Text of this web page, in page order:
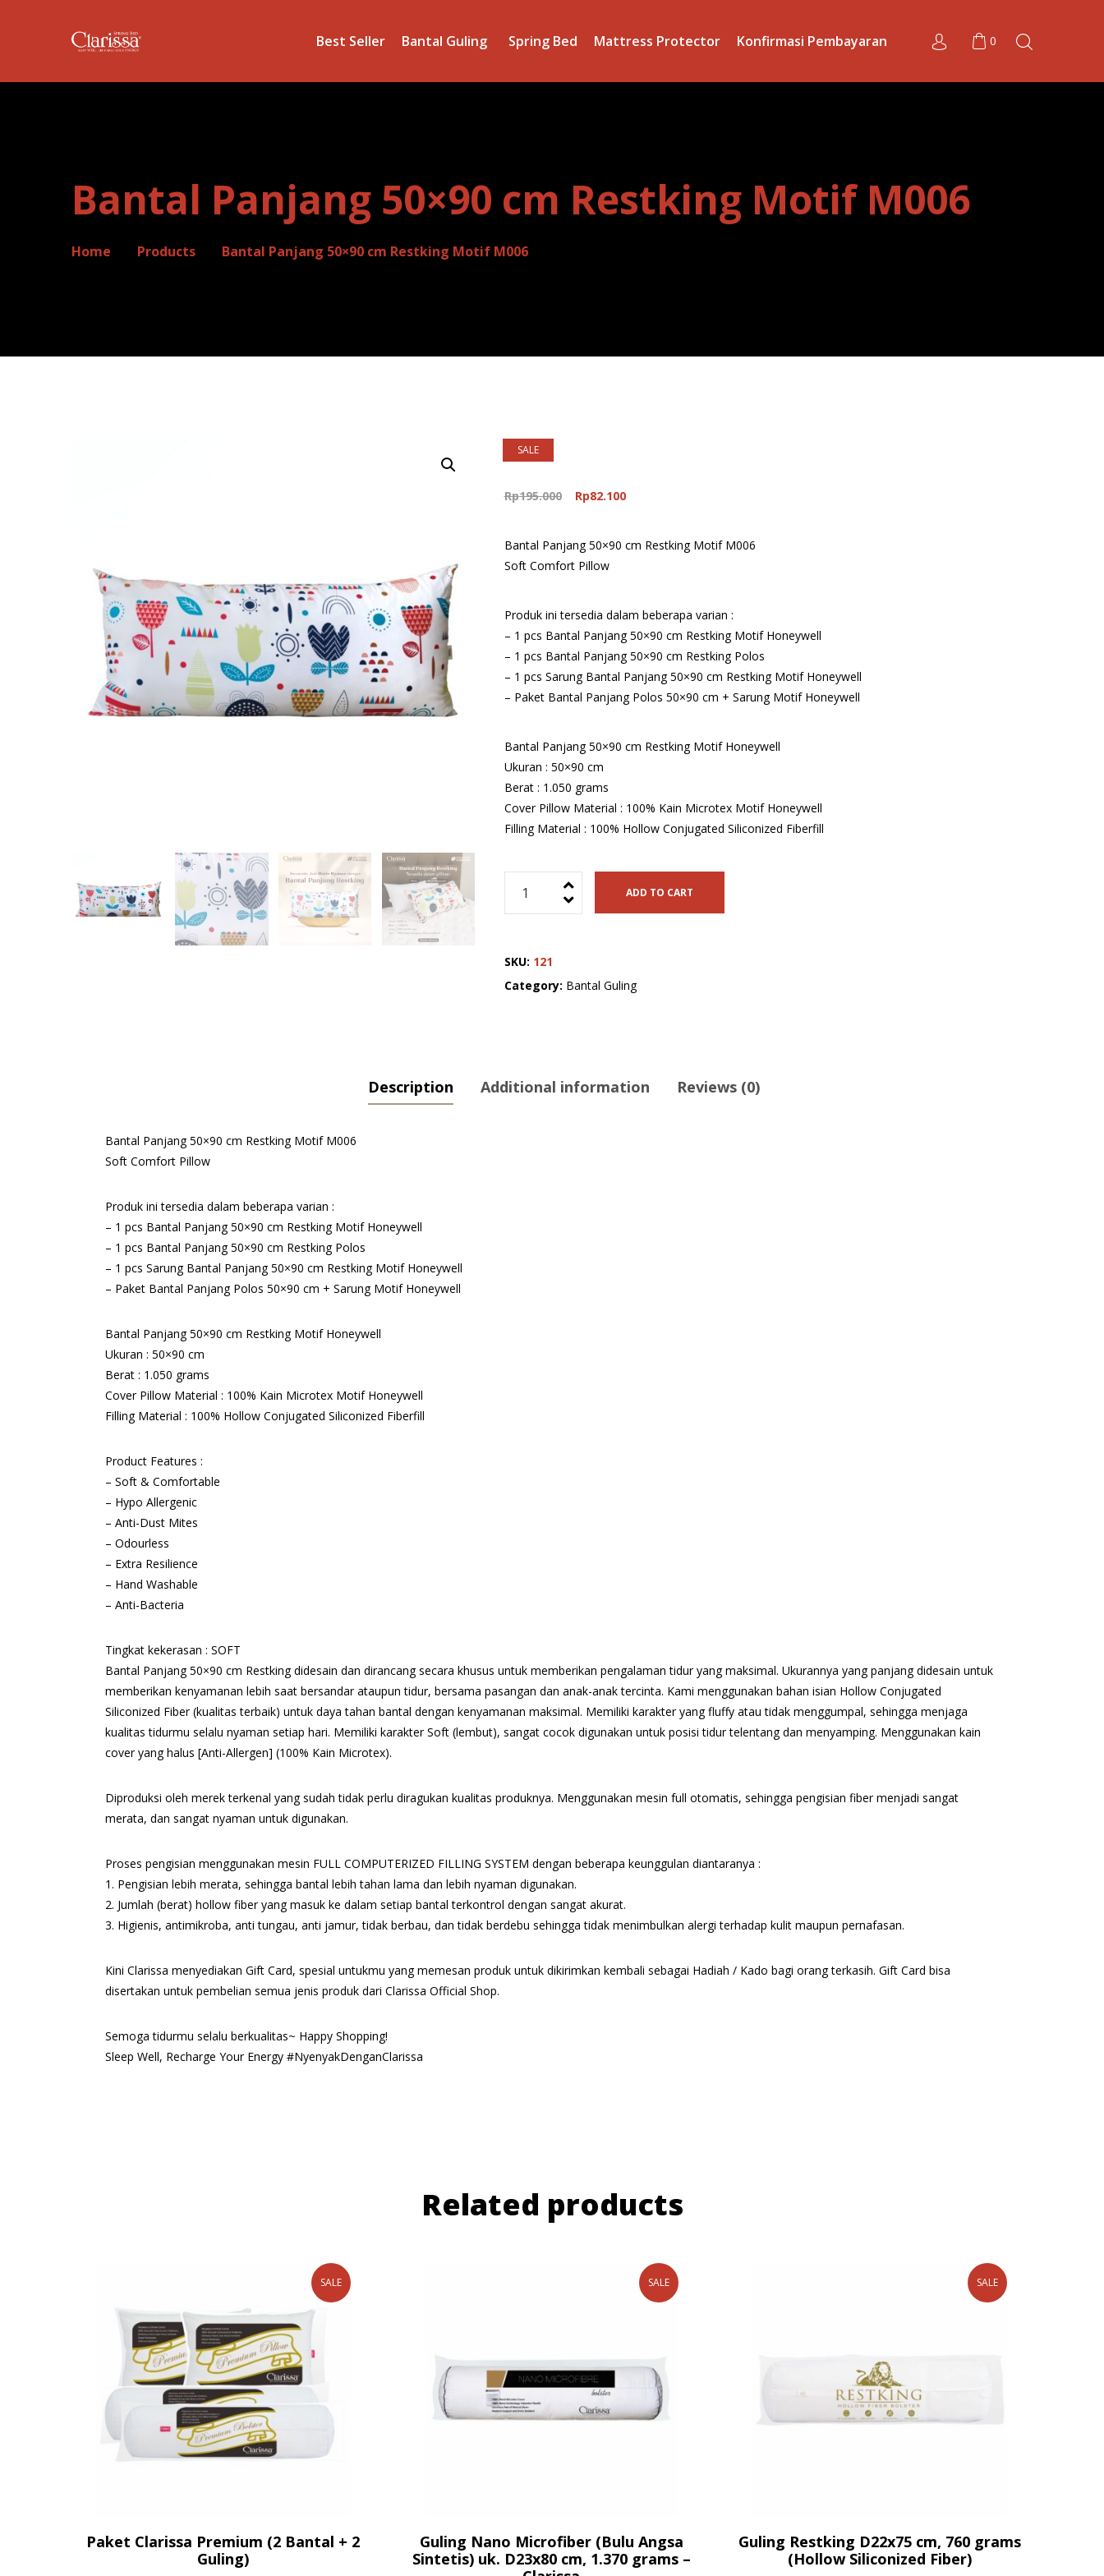
Best Seller Bantal Guling Spring Bed Mattress Protector Konfirmasi Pembayaran 0
Bantal Panjang 50×90 cm Restking Motif M006
Home Products Bantal Panjang 50×90 cm Restking Motif M006
SALE
Rp195.000
Original
Rp195.000.
Rp82.100Current
Bantal Panjang 50×90 cm Restking Motif M006
Soft Comfort Pillow
Produk ini tersedia dalam beberapa varian :
– 1 pcs Bantal Panjang 50×90 cm Restking Motif Honeywell
– 1 pcs Bantal Panjang 50×90 cm Restking Polos
– 1 pcs Sarung Bantal Panjang 50×90 cm Restking Motif Honeywell
– Paket Bantal Panjang Polos 50×90 cm + Sarung Motif Honeywell
Bantal Panjang 50×90 cm Restking Motif Honeywell
Ukuran : 50×90 cm
Berat : 1.050 grams
Cover Pillow Material : 100% Kain Microtex Motif Honeywell
Filling Material : 100% Hollow Conjugated Siliconized Fiberfill
Panjang
Restking
Motif
ADD TO CART
SKU: 121
Category: Bantal Guling
Description Additional information Reviews (0)
Bantal Panjang 50×90 cm Restking Motif M006
Soft Comfort Pillow
Produk ini tersedia dalam beberapa varian :
– 1 pcs Bantal Panjang 50×90 cm Restking Motif Honeywell
– 1 pcs Bantal Panjang 50×90 cm Restking Polos
– 1 pcs Sarung Bantal Panjang 50×90 cm Restking Motif Honeywell
– Paket Bantal Panjang Polos 50×90 cm + Sarung Motif Honeywell
Bantal Panjang 50×90 cm Restking Motif Honeywell
Ukuran : 50×90 cm
Berat : 1.050 grams
Cover Pillow Material : 100% Kain Microtex Motif Honeywell
Filling Material : 100% Hollow Conjugated Siliconized Fiberfill
Product Features :
– Soft & Comfortable
– Hypo Allergenic
– Anti-Dust Mites
– Odourless
– Extra Resilience
– Hand Washable
– Anti-Bacteria
Tingkat kekerasan : SOFT
Bantal Panjang 50×90 cm Restking didesain dan dirancang secara khusus untuk memberikan pengalaman tidur yang maksimal. Ukurannya yang panjang didesain untuk
memberikan kenyamanan lebih saat bersandar ataupun tidur, bersama pasangan dan anak-anak tercinta. Kami menggunakan bahan isian Hollow Conjugated
Siliconized Fiber (kualitas terbaik) untuk daya tahan bantal dengan kenyamanan maksimal. Memiliki karakter yang fluffy atau tidak menggumpal, sehingga menjaga
kualitas tidurmu selalu nyaman setiap hari. Memiliki karakter Soft (lembut), sangat cocok digunakan untuk posisi tidur telentang dan menyamping. Menggunakan kain
cover yang halus [Anti-Allergen] (100% Kain Microtex).
Diproduksi oleh merek terkenal yang sudah tidak perlu diragukan kualitas produknya. Menggunakan mesin full otomatis, sehingga pengisian fiber menjadi sangat
merata, dan sangat nyaman untuk digunakan.
Proses pengisian menggunakan mesin FULL COMPUTERIZED FILLING SYSTEM dengan beberapa keunggulan diantaranya :
1. Pengisian lebih merata, sehingga bantal lebih tahan lama dan lebih nyaman digunakan.
2. Jumlah (berat) hollow fiber yang masuk ke dalam setiap bantal terkontrol dengan sangat akurat.
3. Higienis, antimikroba, anti tungau, anti jamur, tidak berbau, dan tidak berdebu sehingga tidak menimbulkan alergi terhadap kulit maupun pernafasan.
Kini Clarissa menyediakan Gift Card, spesial untukmu yang memesan produk untuk dikirimkan kembali sebagai Hadiah / Kado bagi orang terkasih. Gift Card bisa
disertakan untuk pembelian semua jenis produk dari Clarissa Official Shop.
Semoga tidurmu selalu berkualitas~ Happy Shopping!
Sleep Well, Recharge Your Energy #NyenyakDenganClarissa
Related products
SALE
Paket Clarissa Premium (2 Bantal + 2
Guling)
SALE
Guling Nano Microfiber (Bulu Angsa
Sintetis) uk. D23x80 cm, 1.370 grams –
SALE
Guling Restking D22x75 cm, 760 grams
(Hollow Siliconized Fiber)